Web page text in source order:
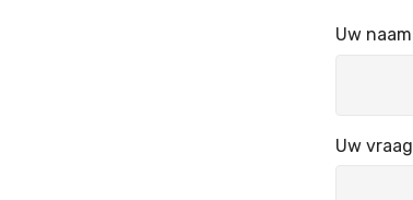
Uw naam
Uw vraag